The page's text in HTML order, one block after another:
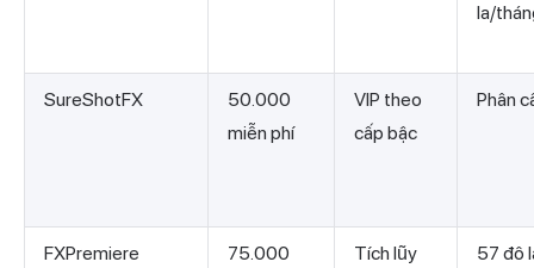
la/
SureShotFX
50.000
miễn phí
VIP theo
cấp bậc
Phân
FXPremiere
75.000
Tích lũy
57 đô